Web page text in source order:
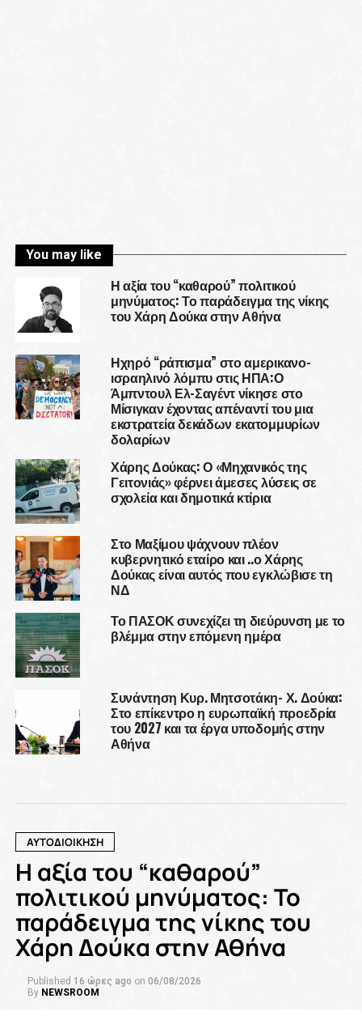
You may like
Η αξία του “καθαρού” πολιτικού
μηνύματος: Το παράδειγμα της νίκης
του Χάρη Δούκα στην Αθήνα
Ηχηρό “ράπισμα” στο αμερικανο-
ισραηλινό λόμπυ στις ΗΠΑ:Ο
Άμπντουλ Ελ-Σαγέντ νίκησε στο
Μίσιγκαν έχοντας απέναντί του μια
εκστρατεία δεκάδων εκατομμυρίων
δολαρίων
Χάρης Δούκας: Ο «Μηχανικός της
Γειτονιάς» φέρνει άμεσες λύσεις σε
σχολεία και δημοτικά κτίρια
Στο Μαξίμου ψάχνουν πλέον
κυβερνητικό εταίρο και ..ο Χάρης
Δούκας είναι αυτός που εγκλώβισε τη
ΝΔ
Το ΠΑΣΟΚ συνεχίζει τη διεύρυνση με το
βλέμμα στην επόμενη ημέρα
Συνάντηση Κυρ. Μητσοτάκη- Χ. Δούκα:
Στο επίκεντρο η ευρωπαϊκή προεδρία
του 2027 και τα έργα υποδομής στην
Αθήνα
ΑΥΤΟΔΙΟΙΚΗΣΗ
Η αξία του “καθαρού”
πολιτικού μηνύματος: Το
παράδειγμα της νίκης του
Χάρη Δούκα στην Αθήνα
Published 16 ώρες ago on 06/08/2026
By NEWSROOM